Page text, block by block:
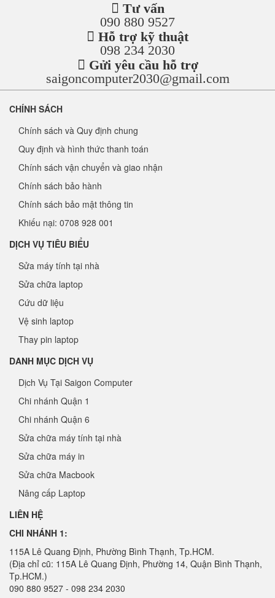
Tư vấn
090 880 9527
Hỗ trợ kỹ thuật
098 234 2030
Gửi yêu cầu hỗ trợ
saigoncomputer2030@gmail.com
CHÍNH SÁCH
Chính sách và Quy định chung
Quy định và hình thức thanh toán
Chính sách vận chuyển và giao nhận
Chính sách bảo hành
Chính sách bảo mật thông tin
Khiếu nại: 0708 928 001
DỊCH VỤ TIÊU BIỂU
Sửa máy tính tại nhà
Sửa chữa laptop
Cứu dữ liệu
Vệ sinh laptop
Thay pin laptop
DANH MỤC DỊCH VỤ
Dịch Vụ Tại Saigon Computer
Chi nhánh Quận 1
Chi nhánh Quận 6
Sửa chữa máy tính tại nhà
Sửa chữa máy in
Sửa chữa Macbook
Nâng cấp Laptop
LIÊN HỆ
CHI NHÁNH 1:
115A Lê Quang Định, Phường Bình Thạnh, Tp.HCM.
(Địa chỉ cũ: 115A Lê Quang Định, Phường 14, Quận Bình Thạnh,
Tp.HCM.)
090 880 9527 - 098 234 2030